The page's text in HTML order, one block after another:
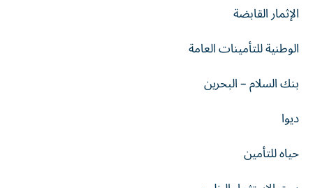
الإثمار القابضة
الوطنية للتأمينات العامة
بنك السلام – البحرين
ديوا
حياه للتأمين